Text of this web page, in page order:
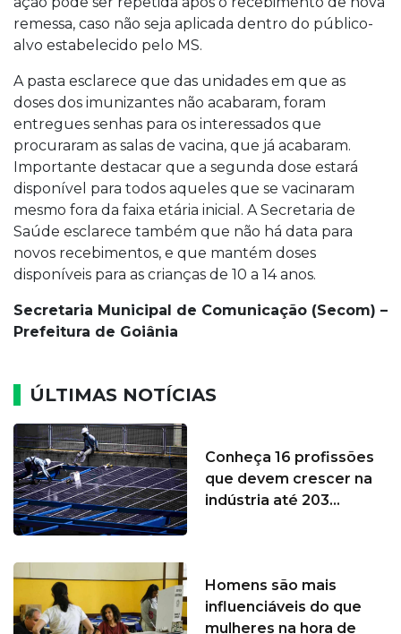
remessa, caso não seja aplicada dentro do público-
alvo estabelecido pelo MS.
A pasta esclarece que das unidades em que as
doses dos imunizantes não acabaram, foram
entregues senhas para os interessados que
procuraram as salas de vacina, que já acabaram.
Importante destacar que a segunda dose estará
disponível para todos aqueles que se vacinaram
mesmo fora da faixa etária inicial. A Secretaria de
Saúde esclarece também que não há data para
novos recebimentos, e que mantém doses
disponíveis para as crianças de 10 a 14 anos.
Secretaria Municipal de Comunicação (Secom) –
Prefeitura de Goiânia
ÚLTIMAS NOTÍCIAS
Conheça 16 profissões
que devem crescer na
indústria até 203...
Homens são mais
influenciáveis do que
mulheres na hora de